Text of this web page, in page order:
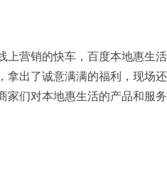
上营销的快车，百度本地惠生
拿出了诚意满满的福利，现场
家们对本地惠生活的产品和服